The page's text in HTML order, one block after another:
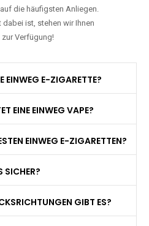
die häufigsten Anliegen.
dabei ist, stehen wir Ihnen
Verfügung!
EINWEG E-ZIGARETTE?
EINE EINWEG VAPE?
EINWEG E-ZIGARETTEN?
SICHER?
GIBT ES?